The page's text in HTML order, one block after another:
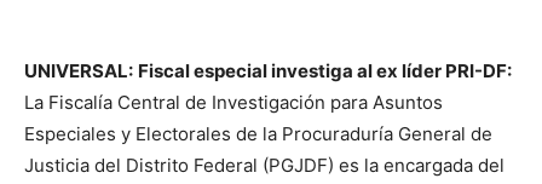
UNIVERSAL: Fiscal especial investiga al ex líder PRI-DF:
La Fiscalía Central de Investigación para Asuntos
Especiales y Electorales de la Procuraduría General de
Justicia del Distrito Federal (PGJDF) es la encargada del